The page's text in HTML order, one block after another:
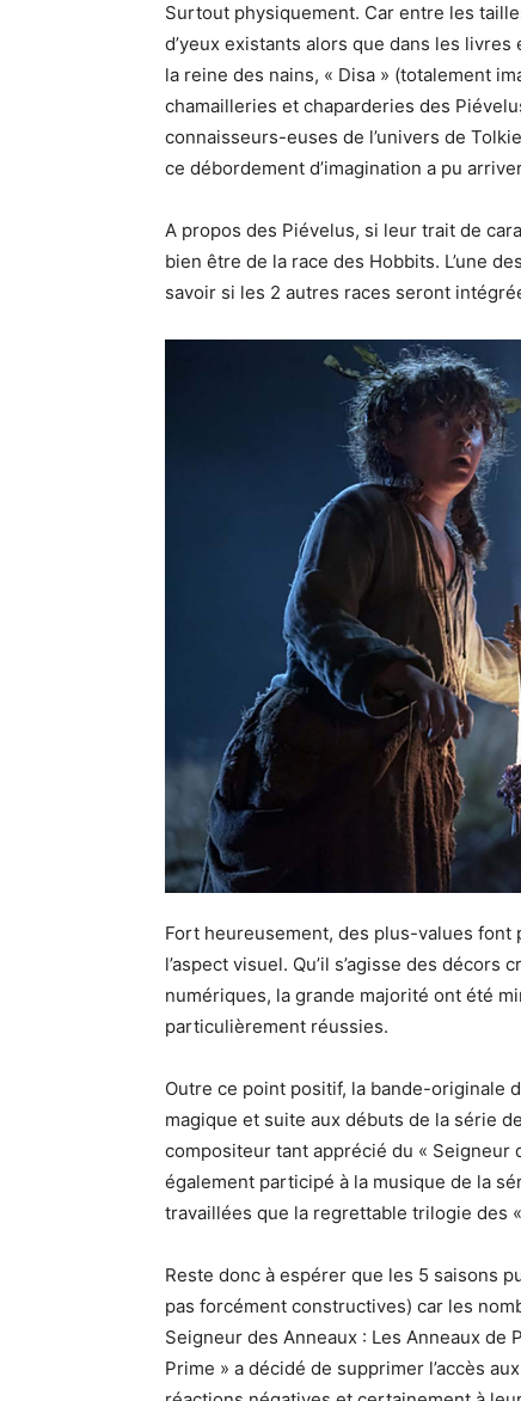
Surtout physiquement. Car entre les
d’yeux existants alors que dans les
la reine des nains, « Disa » (totalement
chamailleries et chaparderies des
connaisseurs-euses de l’univers de
ce débordement d’imagination a pu
A propos des Piévelus, si leur trait de
bien être de la race des Hobbits. L’une
savoir si les 2 autres races seront
Fort heureusement, des plus-values
l’aspect visuel. Qu’il s’agisse des
numériques, la grande majorité ont été
particulièrement réussies.
Outre ce point positif, la bande-originale
magique et suite aux débuts de la série
compositeur tant apprécié du « Seigneur
également participé à la musique de la
travaillées que la regrettable trilogie des
Reste donc à espérer que les 5 saisons
pas forcément constructives) car les
Seigneur des Anneaux : Les Anneaux de
Prime » a décidé de supprimer l’accès